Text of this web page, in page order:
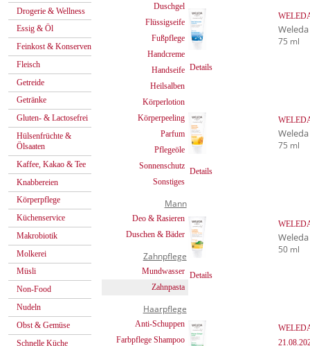
Drogerie & Wellness
Essig & Öl
Feinkost & Konserven
Fleisch
Getreide
Getränke
Gluten- & Lactosefrei
Hülsenfrüchte &
Ölsaaten
Kaffee, Kakao & Tee
Knabbereien
Körperpflege
Küchenservice
Makrobiotik
Molkerei
Müsli
Non-Food
Nudeln
Obst & Gemüse
Schnelle Küche
Duschgel
Flüssigseife
Fußpflege
Handcreme
Handseife
Heilsalben
Körperlotion
Körperpeeling
Parfum
Pflegeöle
Sonnenschutz
Sonstiges
Mann
Deo & Rasieren
Duschen & Bäder
Zahnpflege
Mundwasser
Zahnpasta
Haarpflege
Anti-Schuppen
Farbpflege Shampoo
Details
Weleda
75 ml
Details
Weleda
75 ml
Details
Weleda
50 ml